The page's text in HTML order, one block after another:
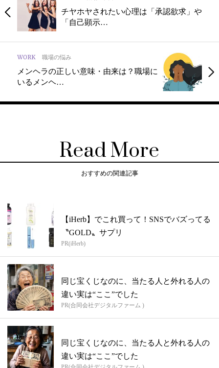
チヤホヤされたい心理は「承認欲求」や
「自己顕示…
WORK 職場の悩み
メンヘラの正しい意味・由来は？職場に
いるメンヘ…
Read More
おすすめの関連記事
【iHerb】でこれ買って！SNSでバズってる
〝GOLD〟サプリ
PR(iHerb)
同じ宝くじなのに、当たる人と外れる人の
違い実は“ここ”でした
PR(合同会社デジタルファーム )
同じ宝くじなのに、当たる人と外れる人の
違い実は“ここ”でした